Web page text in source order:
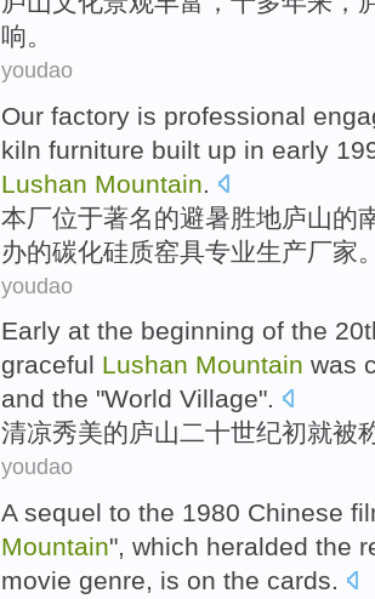
响。
youdao
Our factory is professional
kiln furniture built up in early
Lushan Mountain
本厂位于著名的避暑胜地庐山的
办的碳化硅质窑具专业生产厂家
youdao
Early at the beginning of the
graceful Lushan Mountain was
and the "World Village".
清凉秀美的庐山二十世纪初就被
youdao
A sequel to the 1980 Chinese
Mountain", which heralded the
movie genre, is on the cards.